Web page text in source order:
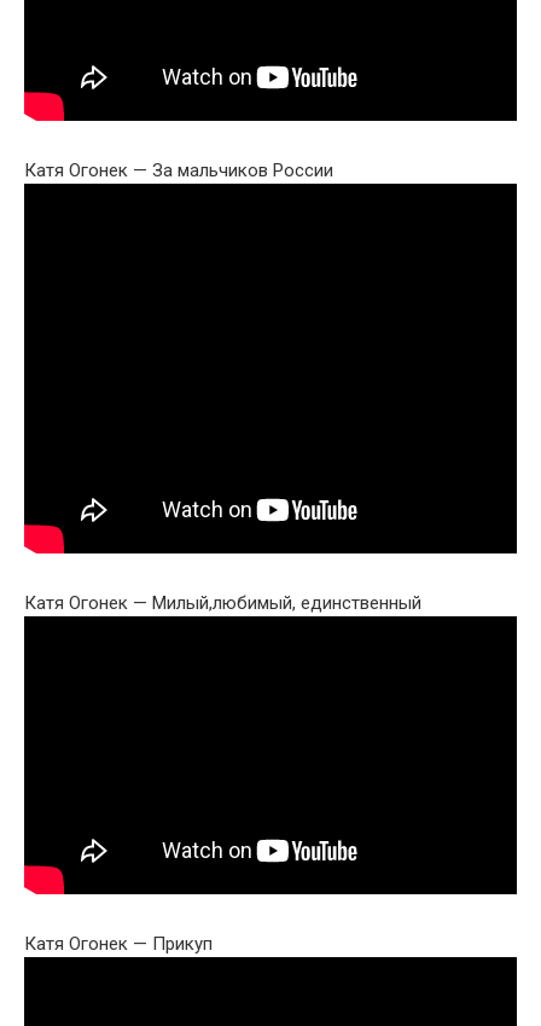
Катя Огонек — За мальчиков России
Катя Огонек — Милый,любимый, единственный
Катя Огонек — Прикуп